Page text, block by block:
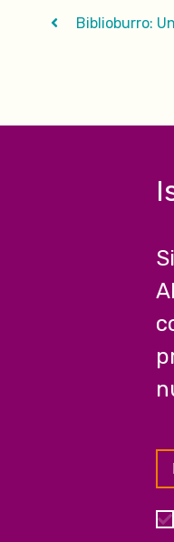
Biblioburro: